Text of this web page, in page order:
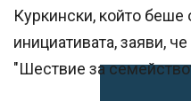
Куркински, който беше
инициативата, заяви,
"Шествие за